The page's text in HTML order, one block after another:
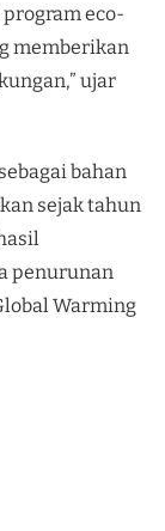
program eco-
memberikan
ujar
bahan
sejak tahun
penurunan
Warming